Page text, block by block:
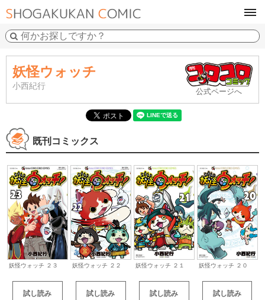
妖怪ウォッチ
小西紀行
公式ページへ
既刊コミックス
妖怪ウォッチ ２３
試し読み
妖怪ウォッチ ２２
試し読み
妖怪ウォッチ ２１
試し読み
妖怪ウォッチ ２０
試し読み